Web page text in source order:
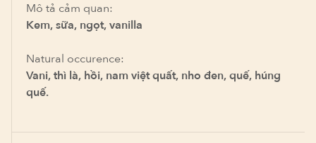
Mô tả cảm quan:
Kem, sữa, ngọt, vanilla
Natural occurence:
Vani, thì là, hồi, nam việt quất, nho đen, quế, húng
quế.